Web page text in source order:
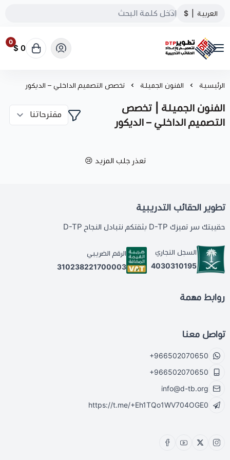
العربية $
تطوير الحقائب التدريبية
0
0 $
الرئيسية الفنون الجميلة تخصص التصميم الداخلي – الديكور
الفنون الجميلة | تخصص
التصميم الداخلي – الديكور
تعذر جلب المزيد 😢
تطوير الحقائب التدريبية
حقيبتك سر تميزك D-TP بثقتكم نتبادل النجاح D-TP
السجل التجاري
4030310195
الرقم الضريبي
310238221700003
روابط مهمة
تواصل معنا
+966502070650
+966502070650
info@d-tb.org
https://t.me/+Eh1TQo1WV704OGE0